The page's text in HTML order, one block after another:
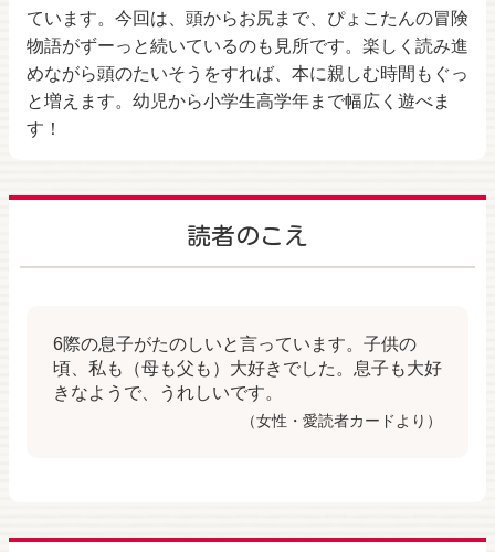
ています。今回は、頭からお尻まで、ぴょこたんの冒険
物語がずーっと続いているのも見所です。楽しく読み進
めながら頭のたいそうをすれば、本に親しむ時間もぐっ
と増えます。幼児から小学生高学年まで幅広く遊べま
す！
読者のこえ
6際の息子がたのしいと言っています。子供の
頃、私も（母も父も）大好きでした。息子も大好
きなようで、うれしいです。
（女性・愛読者カードより）